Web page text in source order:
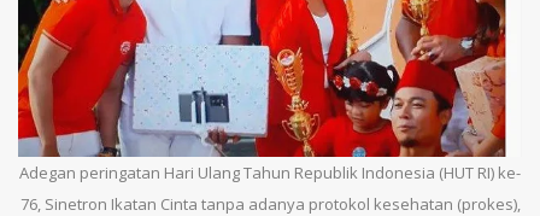
Adegan peringatan Hari Ulang Tahun Republik Indonesia (HUT RI) ke-
76, Sinetron Ikatan Cinta tanpa adanya protokol kesehatan (prokes),